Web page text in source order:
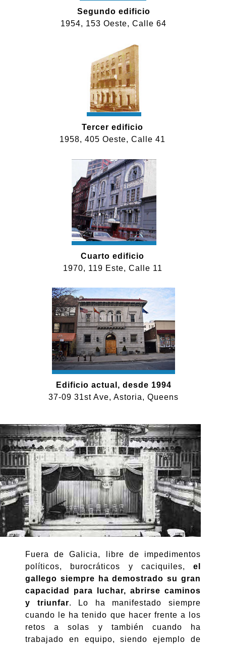
Segundo edificio
1954, 153 Oeste, Calle 64
Tercer edificio
1958, 405 Oeste, Calle 41
Cuarto edificio
1970, 119 Este, Calle 11
Edificio actual, desde 1994
37-09 31st Ave, Astoria, Queens
Fuera de Galicia, libre de impedimentos
políticos, burocráticos y caciquiles, el
gallego siempre ha demostrado su gran
capacidad para luchar, abrirse caminos
y triunfar. Lo ha manifestado siempre
cuando le ha tenido que hacer frente a los
retos a solas y también cuando ha
trabajado en equipo, siendo ejemplo de